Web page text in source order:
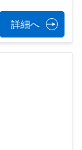
詳細へ